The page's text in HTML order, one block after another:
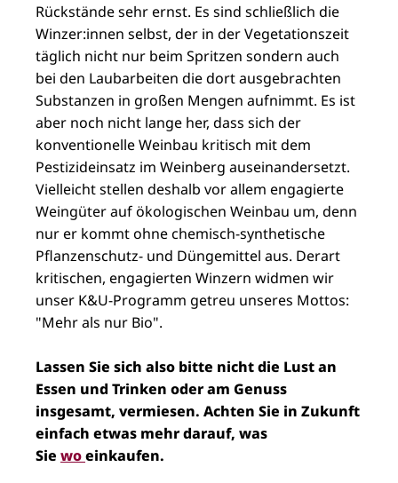
Rückstände sehr ernst. Es sind schließlich die
Winzer:innen selbst, der in der Vegetationszeit
täglich nicht nur beim Spritzen sondern auch
bei den Laubarbeiten die dort ausgebrachten
Substanzen in großen Mengen aufnimmt. Es ist
aber noch nicht lange her, dass sich der
konventionelle Weinbau kritisch mit dem
Pestizideinsatz im Weinberg auseinandersetzt.
Vielleicht stellen deshalb vor allem engagierte
Weingüter auf ökologischen Weinbau um, denn
nur er kommt ohne chemisch-synthetische
Pflanzenschutz- und Düngemittel aus. Derart
kritischen, engagierten Winzern widmen wir
unser K&U-Programm getreu unseres Mottos:
"Mehr als nur Bio".
Lassen Sie sich also bitte nicht die Lust an
Essen und Trinken oder am Genuss
insgesamt, vermiesen. Achten Sie in Zukunft
einfach etwas mehr darauf, was
Sie woeinkaufen.